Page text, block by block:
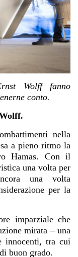
Wolff fanno
conto.
nella
a pieno ritmo la
Hamas. Con il
una volta per
una volta
per la
imparziale che
mirata – una
innocenti, tra cui
buon grado.